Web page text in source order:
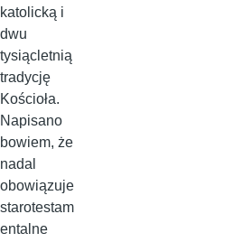
katolicką i
dwu
tysiącletnią
tradycję
Kościoła.
Napisano
bowiem, że
nadal
obowiązuje
starotestam
entalne